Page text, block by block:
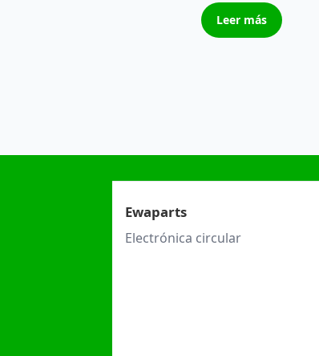
Leer más
Ewaparts
Electrónica circular